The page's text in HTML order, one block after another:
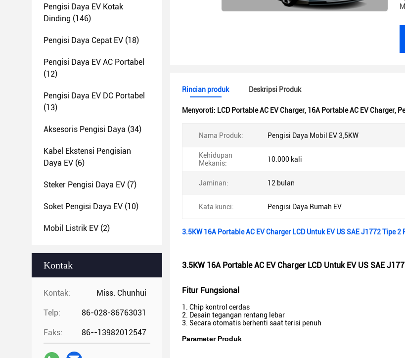
Pengisi Daya EV Kotak
Dinding (146)
Pengisi Daya Cepat EV (18)
Pengisi Daya EV AC Portabel
(12)
Pengisi Daya EV DC Portabel
(13)
Aksesoris Pengisi Daya (34)
Kabel Ekstensi Pengisian
Daya EV (6)
Steker Pengisi Daya EV (7)
Soket Pengisi Daya EV (10)
Mobil Listrik EV (2)
Kontak
Kontak: Miss. Chunhui
Telp: 86-028-86763031
Faks: 86--13982012547
Rincian produk Deskripsi Produk
Menyoroti: LCD Portable AC EV Charger, 16A Portable AC EV Charger,
Nama Produk: Pengisi Daya Mobil EV 3,5KW
Kehidupan
Mekanis:
10.000 kali
Jaminan: 12 bulan
Kata kunci: Pengisi Daya Rumah EV
3.5KW 16A Portable AC EV Charger LCD Untuk EV US SAE J1772 Tipe 2
3.5KW 16A Portable AC EV Charger LCD Untuk EV US SAE
Fitur Fungsional
1. Chip kontrol cerdas
2. Desain tegangan rentang lebar
3. Secara otomatis berhenti saat terisi penuh
Parameter Produk